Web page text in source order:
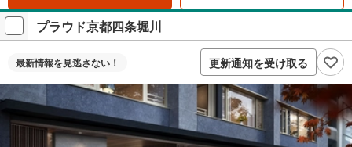
プラウド京都四条堀川
最新情報を見逃さない！ 更新通知を受け取る